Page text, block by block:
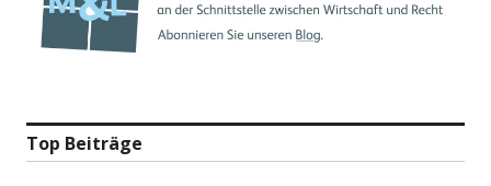
Top Beiträge